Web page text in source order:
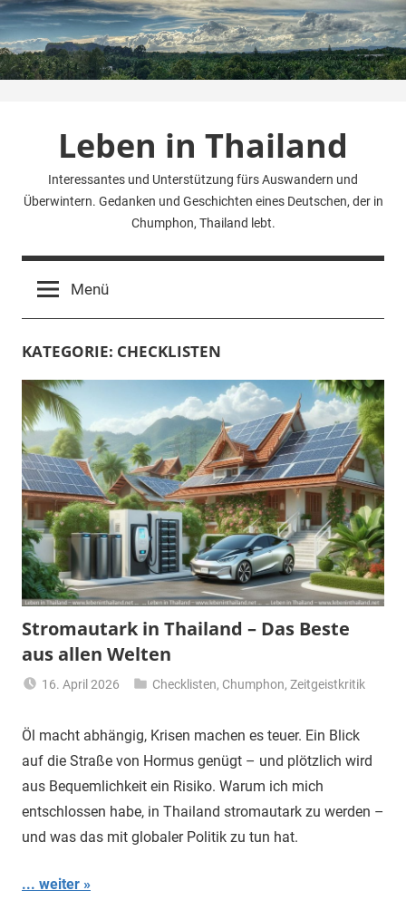
Zum
Inhalt
springen
Leben in Thailand
Interessantes und Unterstützung fürs Auswandern und
Überwintern. Gedanken und Geschichten eines Deutschen, der in
Chumphon, Thailand lebt.
Menü
KATEGORIE: CHECKLISTEN
Stromautark in Thailand – Das Beste
aus allen Welten
16. April 2026
Checklisten, Chumphon,Zeitgeistkritik
Öl macht abhängig, Krisen machen es teuer. Ein Blick
auf die Straße von Hormus genügt – und plötzlich wird
aus Bequemlichkeit ein Risiko. Warum ich mich
entschlossen habe, in Thailand stromautark zu werden –
und was das mit globaler Politik zu tun hat.
... weiter